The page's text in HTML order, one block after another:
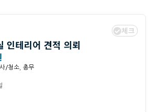
체크
인테리어 견적 의뢰
/청소 총무